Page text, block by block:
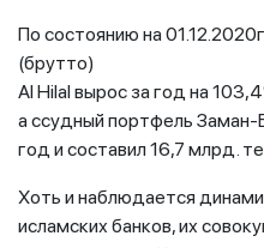
По состоянию на
(брутто)
Al Hilal вырос за год на
а ссудный портфель Заман-
год и составил 16,7 млрд.
Хоть и наблюдается
исламских банков, их